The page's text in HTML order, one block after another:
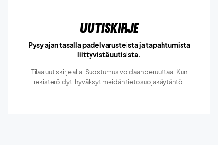
Uutiskirje
Pysy ajan tasalla padelvarusteista ja tapahtumista
liittyvistä uutisista.
Tilaa uutiskirje alla. Suostumus voidaan peruuttaa. Kun
rekisteröidyt, hyväksyt meidäntietosuojakäytäntö.